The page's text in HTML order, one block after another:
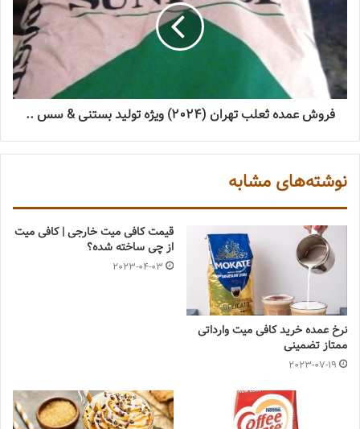
فروش عمده ثعلب تهران (2024) ویژه تولید بستنی & سس ..
نوشته‌های مشابه
نرخ عمده خرید کافی میت وارداتی
ممتاز تضمینی
2023-07-19
قیمت کافی میت خارجی | کافی میت
از چی ساخته شده؟
2023-04-03